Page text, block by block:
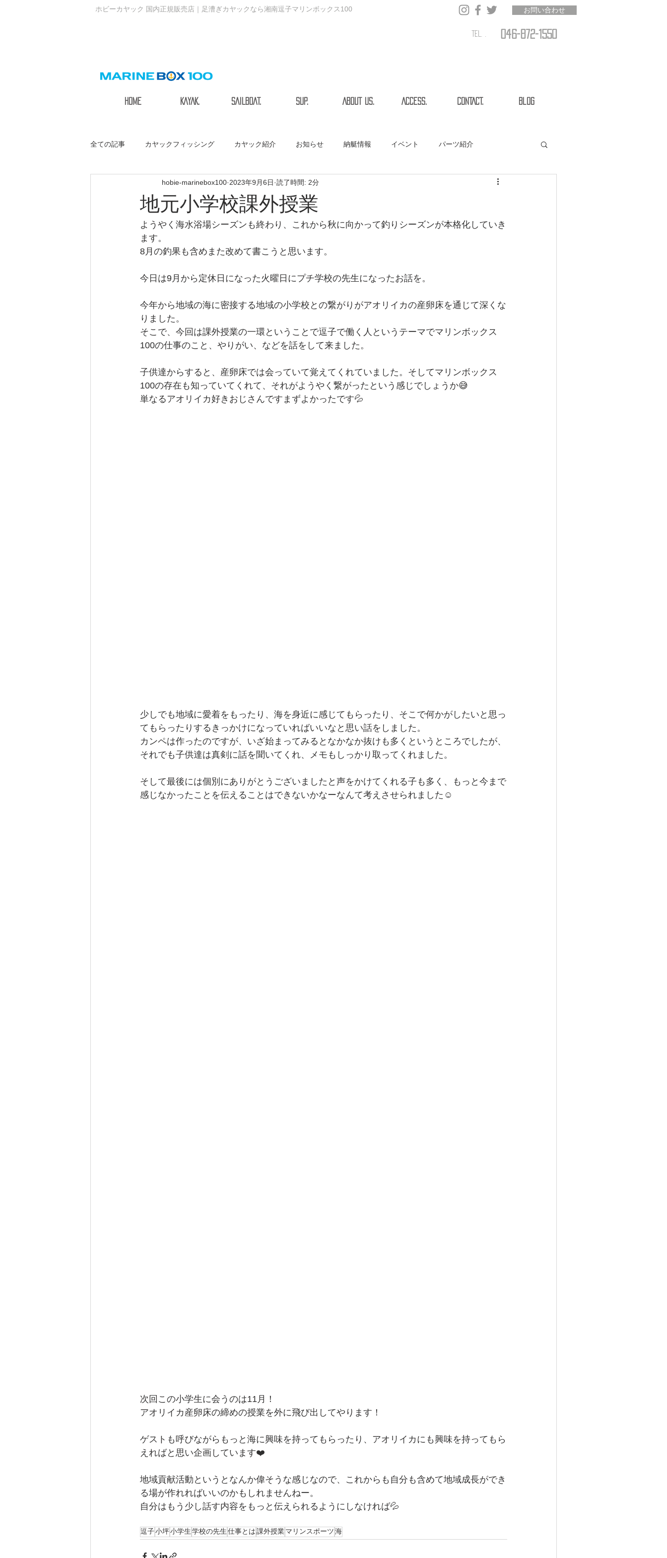
ホビーカヤック 国内正規販売店｜足漕ぎカヤックなら湘南逗子マリンボックス100 お問い合わせ
TEL. . 046-872-1550
HOME KAYAK. SAILBOAT. SUP. ABOUT US. ACCESS. CONTACT. Blog
全ての記事 カヤックフィッシング カヤック紹介 お知らせ 納艇情報 イベント パーツ紹介
サステナブルアクティブ
地元小学校課外授業
hobie-marinebox100 2023年9月6日 読了時間: 2分
ようやく海水浴場シーズンも終わり、これから秋に向かって釣りシーズンが本格化していき
ます。
8月の釣果も含めまた改めて書こうと思います。
今日は9月から定休日になった火曜日にプチ学校の先生になったお話を。
今年から地域の海に密接する地域の小学校との繋がりがアオリイカの産卵床を通じて深くな
りました。
そこで、今回は課外授業の一環ということで逗子で働く人というテーマでマリンボックス
100の仕事のこと、やりがい、などを話をして来ました。
子供達からすると、産卵床では会っていて覚えてくれていました。そしてマリンボックス
100の存在も知っていてくれて、それがようやく繋がったという感じでしょうか😅
単なるアオリイカ好きおじさんですまずよかったです💦
少しでも地域に愛着をもったり、海を身近に感じてもらったり、そこで何かがしたいと思っ
てもらったりするきっかけになっていればいいなと思い話をしました。
カンペは作ったのですが、いざ始まってみるとなかなか抜けも多くというところでしたが、
それでも子供達は真剣に話を聞いてくれ、メモもしっかり取ってくれました。
そして最後には個別にありがとうございましたと声をかけてくれる子も多く、もっと今まで
感じなかったことを伝えることはできないかなーなんて考えさせられました☺️
次回この小学生に会うのは11月！
アオリイカ産卵床の締めの授業を外に飛び出してやります！
ゲストも呼びながらもっと海に興味を持ってもらったり、アオリイカにも興味を持ってもら
えればと思い企画しています❤️
地域貢献活動というとなんか偉そうな感じなので、これからも自分も含めて地域成長ができ
る場が作れればいいのかもしれませんねー。
自分はもう少し話す内容をもっと伝えられるようにしなければ💦
逗子小坪小学生学校の先生仕事とは課外授業マリンスポーツ海